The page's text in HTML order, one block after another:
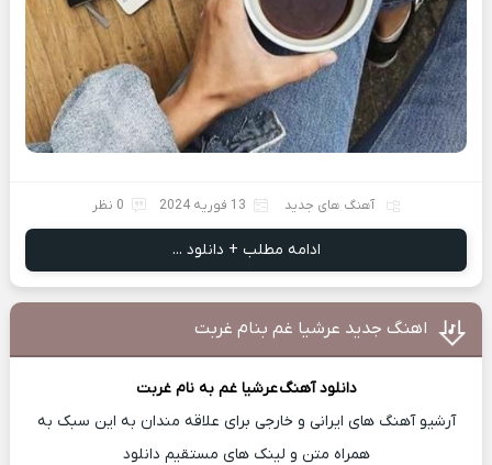
آهنگ های جدید 13 فوریه 2024 0 نظر
ادامه مطلب + دانلود ...
اهنگ جدید عرشیا غم بنام غربت
دانلود آهنگعرشیا غم به نام غربت
آرشیو آهنگ های ایرانی و خارجی برای علاقه مندان به این سبک به
همراه متن و لینک های مستقیم دانلود